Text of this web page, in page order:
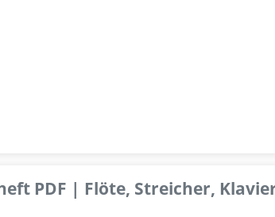
PDF | Flöte, Streicher,